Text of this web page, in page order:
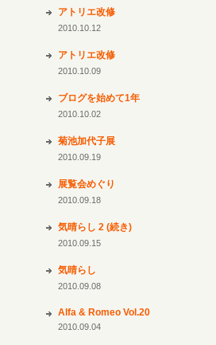
アトリエ改修
2010.10.12
アトリエ改修
2010.10.09
ブログを始めて1年
2010.10.02
菊池加代子展
2010.09.19
展覧会めぐり
2010.09.18
気晴らし 2 (続き)
2010.09.15
気晴らし
2010.09.08
Alfa & Romeo Vol.20
2010.09.04